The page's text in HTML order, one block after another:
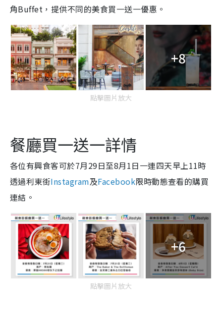
角Buffet，提供不同的美食買一送一優惠。
+8
點擊圖片放大
餐廳買一送一詳情
各位有興食客可於7月29日至8月1日一連四天早上11時
透過利東街Instagram及Facebook限時動態查看的購買
連結。
+6
點擊圖片放大